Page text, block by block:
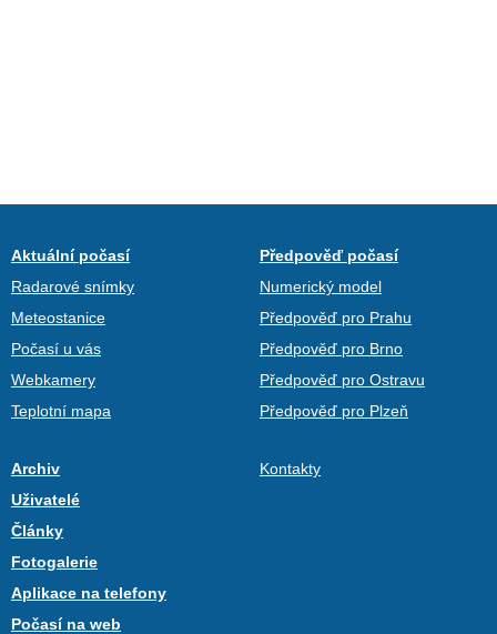
Aktuální počasí
Radarové snímky
Meteostanice
Počasí u vás
Webkamery
Teplotní mapa
Předpověď počasí
Numerický model
Předpověď pro Prahu
Předpověď pro Brno
Předpověď pro Ostravu
Předpověď pro Plzeň
Archiv
Uživatelé
Články
Fotogalerie
Aplikace na telefony
Počasí na web
Kontakty